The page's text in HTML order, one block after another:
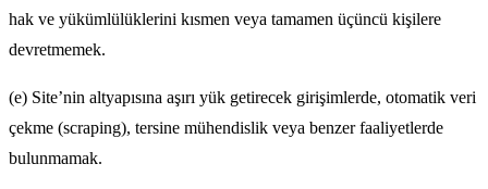
hak ve yükümlülüklerini kısmen veya tamamen üçüncü kişilere
devretmemek.
(e) Site’nin altyapısına aşırı yük getirecek girişimlerde, otomatik veri
çekme (scraping), tersine mühendislik veya benzer faaliyetlerde
bulunmamak.